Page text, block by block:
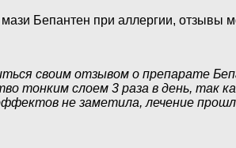
мази Бепантен при аллергии, отзывы
своим отзывом о препарате
тонким слоем 3 раза в день, так
не заметила, лечение